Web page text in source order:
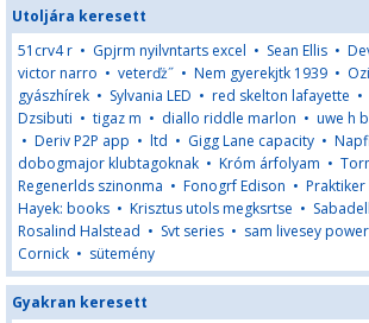
Utoljára keresett
51crv4 r • Gpjrm nyilvntarts excel • Sean Ellis •
victor narro • veterďż˝ • Nem gyerekjtk 1939 •
gyászhírek • Sylvania LED • red skelton lafayette •
Dzsibuti • tigaz m • diallo riddle marlon • uwe h
• Deriv P2P app • ltd • Gigg Lane capacity •
dobogmajor klubtagoknak • Króm árfolyam •
Regenerlds szinonma • Fonogrf Edison •
Hayek: books • Krisztus utols megksrtse •
Rosalind Halstead • Svt series • sam livesey power
Cornick • sütemény
Gyakran keresett